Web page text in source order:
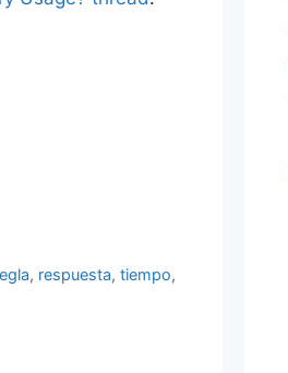
, respuesta,tiempo,